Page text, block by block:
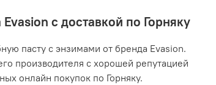
с доставкой по Горняку
пасту с энзимами от бренда Evasion.
производителя с хорошей репутацией
онлайн покупок по Горняку.